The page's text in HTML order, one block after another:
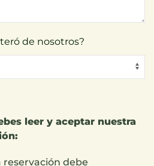
de nosotros?
leer y aceptar nuestra
reservación debe